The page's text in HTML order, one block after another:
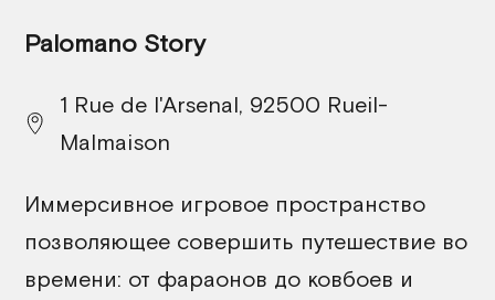
Palomano Story
1 Rue de l'Arsenal, 92500 Rueil-
Malmaison
Иммерсивное игровое пространство
позволяющее совершить путешествие во
времени: от фараонов до ковбоев и